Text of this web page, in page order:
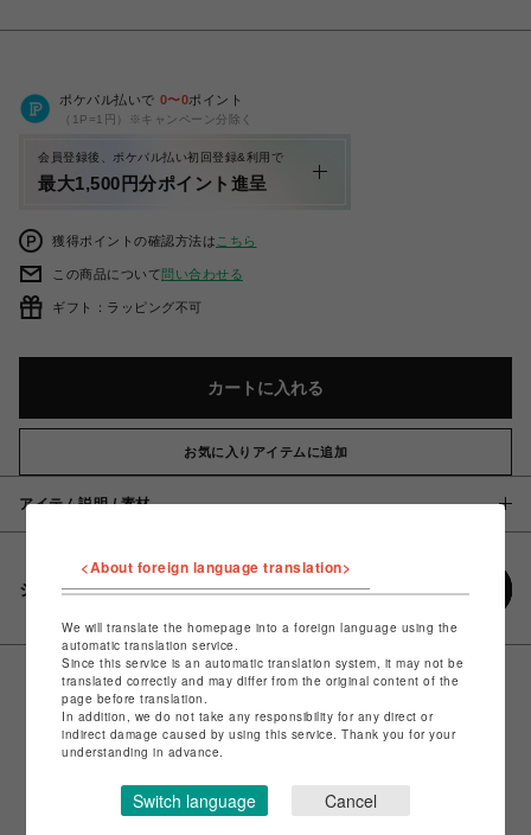
ポケパル払いで 0〜0ポイント
（1P=1円）※キャンペーン分除く
会員登録後、ポケパル払い初回登録&利用で
最大1,500円分ポイント進呈
獲得ポイントの確認方法は こちら
この商品について問い合わせる
ギフト：ラッピング不可
カートに入れる
お気に入りアイテムに追加
アイテム説明 / 素材
シェアする
<About foreign language translation>
We will translate the homepage into a foreign language using the
automatic translation service.
Since this service is an automatic translation system, it may not be
translated correctly and may differ from the original content of the
page before translation.
In addition, we do not take any responsibility for any direct or
indirect damage caused by using this service. Thank you for your
understanding in advance.
Switch language Cancel